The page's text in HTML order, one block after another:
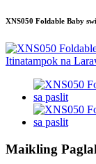
XNS050 Foldable Baby
Maikling